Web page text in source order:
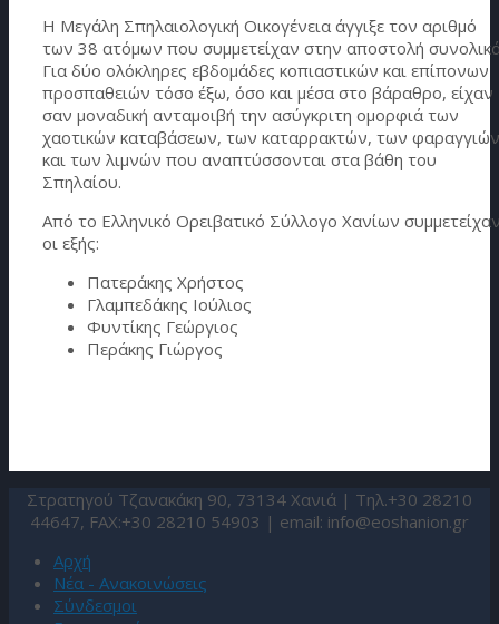
Η Μεγάλη Σπηλαιολογική Οικογένεια άγγιξε τον αριθμό
των 38 ατόμων που συμμετείχαν στην αποστολή
Για δύο ολόκληρες εβδομάδες κοπιαστικών και επίπονων
προσπαθειών τόσο έξω, όσο και μέσα στο βάραθρο, είχαν
σαν μοναδική ανταμοιβή την ασύγκριτη ομορφιά των
χαοτικών καταβάσεων, των καταρρακτών, των φαραγγιών
και των λιμνών που αναπτύσσονται στα βάθη του
Σπηλαίου.
Από το Ελληνικό Ορειβατικό Σύλλογο Χανίων
οι εξής:
Πατεράκης Χρήστος
Γλαμπεδάκης Ιούλιος
Φυντίκης Γεώργιος
Περάκης Γιώργος
Στρατηγού Τζανακάκη 90, 73134 Χανιά | Τηλ.+30 28210
44647, FAX:+30 28210 54903 | email: info@eoshanion.gr
Αρχή
Νέα - Ανακοινώσεις
Σύνδεσμοι